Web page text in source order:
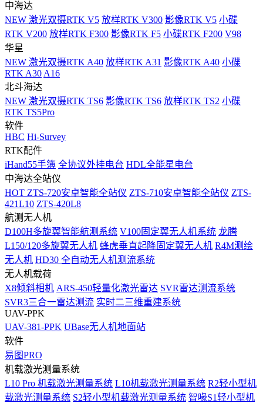
中海达
NEW 激光双摄RTK V5 放样RTK V300 影像RTK V5 小碟
RTK V200 放样RTK F300 影像RTK F5 小碟RTK F200 V98
华星
NEW 激光双摄RTK A40 放样RTK A31 影像RTK A40 小碟
RTK A30 A16
北斗海达
NEW 激光双摄RTK TS6 影像RTK TS6 放样RTK TS2 小碟
RTK TS5Pro
软件
HBC Hi-Survey
RTK配件
iHand55手簿 全协议外挂电台 HDL全能星电台
中海达全站仪
HOT ZTS-720安卓智能全站仪 ZTS-710安卓智能全站仪 ZTS-
421L10 ZTS-420L8
航测无人机
D100H多旋翼智能航测系统 V100固定翼无人机系统 龙腾
L150/120多旋翼无人机 蜂虎垂直起降固定翼无人机 R4M测绘
无人机 HD30 全自动无人机测流系统
无人机载荷
X8倾斜相机 ARS-450轻量化激光雷达 SVR雷达测流系统
SVR3三合一雷达测流 实时二三维重建系统
UAV-PPK
UAV-381-PPK UBase无人机地面站
软件
易图PRO
机载激光测量系统
L10 Pro 机载激光测量系统 L10机载激光测量系统 R2轻小型机
载激光测量系统 S2轻小型机载激光测量系统 智喙S1轻小型机